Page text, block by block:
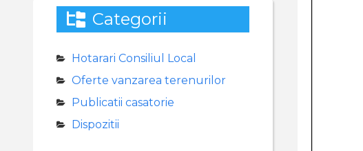
Categorii
Hotarari Consiliul Local
Oferte vanzarea terenurilor
Publicatii casatorie
Dispozitii